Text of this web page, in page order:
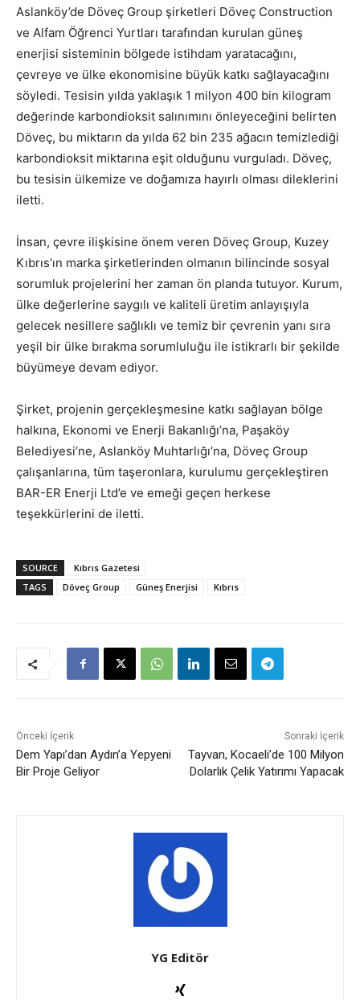
Aslanköy’de Döveç Group şirketleri Döveç Construction
ve Alfam Öğrenci Yurtları tarafından kurulan güneş
enerjisi sisteminin bölgede istihdam yaratacağını,
çevreye ve ülke ekonomisine büyük katkı sağlayacağını
söyledi. Tesisin yılda yaklaşık 1 milyon 400 bin kilogram
değerinde karbondioksit salınımını önleyeceğini belirten
Döveç, bu miktarın da yılda 62 bin 235 ağacın temizlediği
karbondioksit miktarına eşit olduğunu vurguladı. Döveç,
bu tesisin ülkemize ve doğamıza hayırlı olması dileklerini
iletti.
İnsan, çevre ilişkisine önem veren Döveç Group, Kuzey
Kıbrıs’ın marka şirketlerinden olmanın bilincinde sosyal
sorumluk projelerini her zaman ön planda tutuyor. Kurum,
ülke değerlerine saygılı ve kaliteli üretim anlayışıyla
gelecek nesillere sağlıklı ve temiz bir çevrenin yanı sıra
yeşil bir ülke bırakma sorumluluğu ile istikrarlı bir şekilde
büyümeye devam ediyor.
Şirket, projenin gerçekleşmesine katkı sağlayan bölge
halkına, Ekonomi ve Enerji Bakanlığı’na, Paşaköy
Belediyesi’ne, Aslanköy Muhtarlığı’na, Döveç Group
çalışanlarına, tüm taşeronlara, kurulumu gerçekleştiren
BAR-ER Enerji Ltd’e ve emeği geçen herkese
teşekkürlerini de iletti.
SOURCE
Kıbrıs Gazetesi
TAGS
Döveç Group Güneş Enerjisi Kıbrıs
Önceki İçerik
Dem Yapı’dan Aydın’a Yepyeni
Bir Proje Geliyor
Sonraki İçerik
Tayvan, Kocaeli’de 100 Milyon
Dolarlık Çelik Yatırımı Yapacak
YG Editör